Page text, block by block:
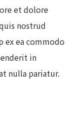
et dolore
nostrud
ex ea commodo
in
nulla pariatur.